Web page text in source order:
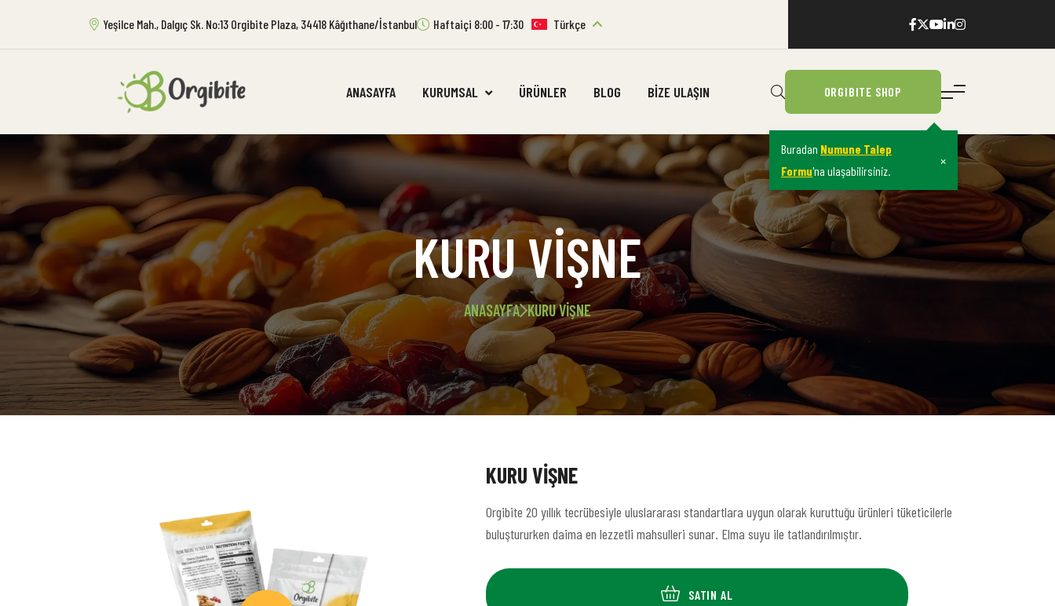
Yeşilce Mah., Dalgıç Sk. No:13 Orgibite Plaza, 34418 Kâğıthane/İstanbul Haftaiçi 8:00 - 17:30 Türkçe
ANASAYFA KURUMSAL ÜRÜNLER BLOG BIZE ULAŞIN ORGIBITE SHOP
Buradan Numune Talep
Formu'na ulaşabilirsiniz.
×
KURU VIŞNE
ANASAYFA KURU VIŞNE
KURU VIŞNE
Orgibite 20 yıllık tecrübesiyle uluslararası standartlara uygun olarak kuruttuğu ürünleri tüketicilerle
buluştururken daima en lezzetli mahsulleri sunar. Elma suyu ile tatlandırılmıştır.
SATIN AL